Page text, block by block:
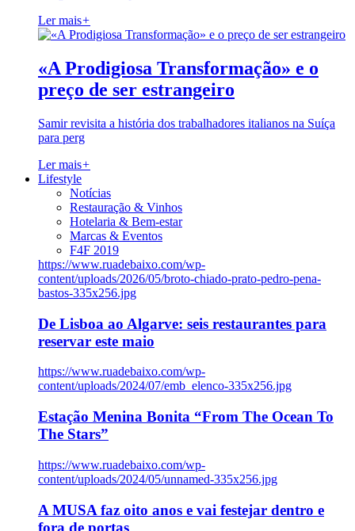
Ler mais+
«A Prodigiosa Transformação» e o
preço de ser estrangeiro
Samir revisita a história dos trabalhadores italianos na Suíça
para perg
Ler mais+
Lifestyle
Notícias
Restauração & Vinhos
Hotelaria & Bem-estar
Marcas & Eventos
F4F 2019
https://www.ruadebaixo.com/wp-
content/uploads/2026/05/broto-chiado-prato-pedro-pena-
bastos-335x256.jpg
De Lisboa ao Algarve: seis restaurantes para
reservar este maio
https://www.ruadebaixo.com/wp-
content/uploads/2024/07/emb_elenco-335x256.jpg
Estação Menina Bonita “From The Ocean To
The Stars”
https://www.ruadebaixo.com/wp-
content/uploads/2024/05/unnamed-335x256.jpg
A MUSA faz oito anos e vai festejar dentro e
fora de portas